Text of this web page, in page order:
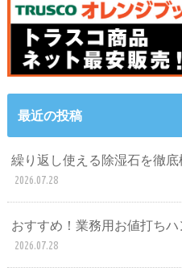
最近の投稿
繰り返し使える除湿石を徹
2026.07.28
おすすめ！業務用お値打ち
2026.07.28